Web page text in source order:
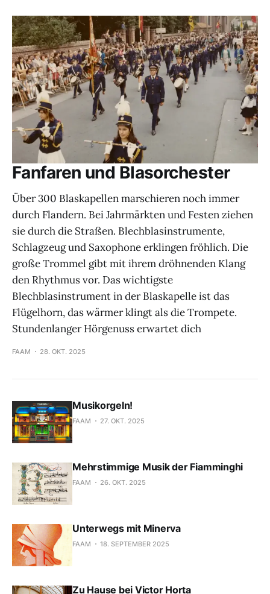
Fanfaren und Blasorchester
Über 300 Blaskapellen marschieren noch immer
durch Flandern. Bei Jahrmärkten und Festen ziehen
sie durch die Straßen. Blechblasinstrumente,
Schlagzeug und Saxophone erklingen fröhlich. Die
große Trommel gibt mit ihrem dröhnenden Klang
den Rhythmus vor. Das wichtigste
Blechblasinstrument in der Blaskapelle ist das
Flügelhorn, das wärmer klingt als die Trompete.
Stundenlanger Hörgenuss erwartet dich
FAAM 28. OKT. 2025
Musikorgeln!
FAAM 27. OKT. 2025
Mehrstimmige Musik der Fiamminghi
FAAM 26. OKT. 2025
Unterwegs mit Minerva
FAAM 18. SEPTEMBER 2025
Zu Hause bei Victor Horta